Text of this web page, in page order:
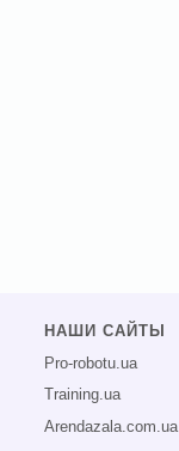
НАШИ САЙТЫ
Pro-robotu.ua
Training.ua
Arendazala.com.ua